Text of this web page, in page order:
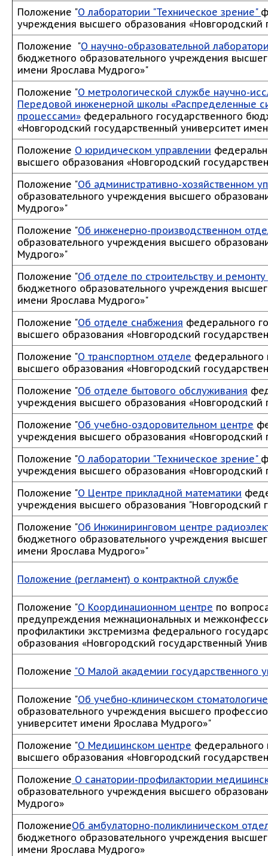
Положение "О лаборатории "Техническое зрение"
учреждения высшего образования «Новгородский
Положение "О научно-образовательной
бюджетного образовательного учреждения
имени Ярослава Мудрого»"
Положение "О метрологической службе научно-
Передовой инженерной школы «Распределенные
процессами» федерального государственного
«Новгородский государственный университет
Положение О юридическом управлении
высшего образования «Новгородский
Положение "Об административно-хозяйственном
образовательного учреждения высшего
Мудрого»"
Положение "Об инженерно-производственном
образовательного учреждения высшего
Мудрого»"
Положение "Об отделе по строительству и
бюджетного образовательного учреждения
имени Ярослава Мудрого»"
Положение "Об отделе снабжения федерального
высшего образования «Новгородский
Положение "О транспортном отделе федерального
высшего образования «Новгородский
Положение "Об отделе бытового обслуживания
учреждения высшего образования «Новгородский
Положение "Об учебно-оздоровительном центре
учреждения высшего образования «Новгородский
Положение "О лаборатории "Техническое зрение"
учреждения высшего образования «Новгородский
Положение "О Центре прикладной математики
учреждения высшего образования "Новгородский
Положение "Об Инжиниринговом центре
бюджетного образовательного учреждения
имени Ярослава Мудрого»"
Положение (регламент) о контрактной службе
Положение "О Координационном центре по
предупреждения межнациональных и
профилактики экстремизма федерального
образования «Новгородский государственный
Положение "О Малой академии государственного
Положение "Об учебно-клиническом
образовательного учреждения высшего
университет имени Ярослава Мудрого»"
Положение "О Медицинском центре федерального
высшего образования «Новгородский
Положение О санатории-профилактории
образовательного учреждения высшего
Мудрого»
ПоложениеОб амбулаторно-поликлиническом
бюджетного образовательного учреждения
имени Ярослава Мудрого»